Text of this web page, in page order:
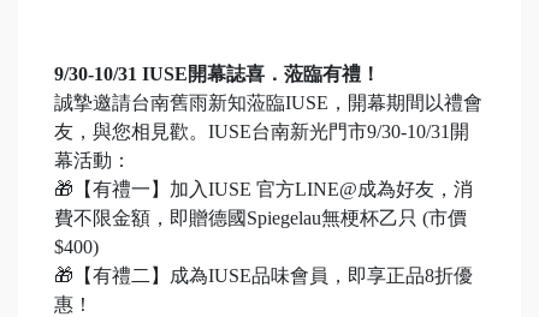
9/30-10/31 IUSE開幕誌喜．蒞臨有禮！
誠摯邀請台南舊雨新知蒞臨IUSE，開幕期間以禮會
友，與您相見歡。IUSE台南新光門市9/30-10/31開
幕活動：
🎁【有禮一】加入IUSE 官方LINE@成為好友，消
費不限金額，即贈德國Spiegelau無梗杯乙只 (市價
$400)
🎁【有禮二】成為IUSE品味會員，即享正品8折優
惠！